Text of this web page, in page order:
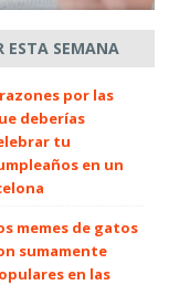
ESTA SEMANA
por las
deberías
tu
en un
memes de gatos
sumamente
en las